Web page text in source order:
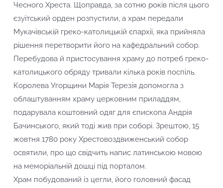
Чесного Хреста. Щоправда, за сотню років після цього
єзуїтський орден розпустили, а храм передали
Мукачівській греко-католицькій єпархії, яка прийняла
рішення перетворити його на кафедральний собор.
Перебудова й пристосування храму до потреб греко-
католицького обряду тривали кілька років поспіль.
Королева Угорщини Марія Терезія допомогла з
облаштуванням храму церковним приладдям,
подарувала коштовний одяг для єпископа Андрія
Бачинського, який тоді жив при соборі. Зрештою, 15
жовтня 1780 року Хрестовоздвиженський собор
освятили, про що свідчить напис латинською мовою
на меморіальній дошці під порталом.
Храм побудований із цегли, його головний фасад